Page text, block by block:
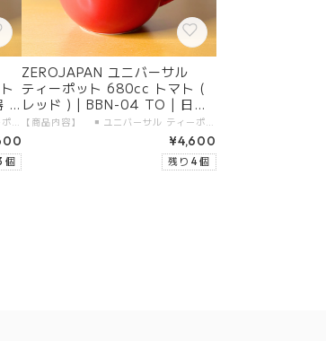
美
個
ZEROJAPAN ユニバーサル
ティーポット 680cc トマト (
レッド ) | BBN-04 TO | 日本
製 陶器 美濃焼
¥4,600
残り 4 個